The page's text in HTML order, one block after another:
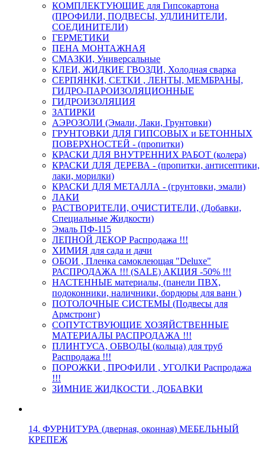
КОМПЛЕКТУЮЩИЕ для Гипсокартона
(ПРОФИЛИ, ПОДВЕСЫ, УДЛИНИТЕЛИ,
СОЕДИНИТЕЛИ)
ГЕРМЕТИКИ
ПЕНА МОНТАЖНАЯ
СМАЗКИ, Универсальные
КЛЕИ, ЖИДКИЕ ГВОЗДИ, Холодная сварка
СЕРПЯНКИ, СЕТКИ , ЛЕНТЫ, МЕМБРАНЫ,
ГИДРО-ПАРОИЗОЛЯЦИОННЫЕ
ГИДРОИЗОЛЯЦИЯ
ЗАТИРКИ
АЭРОЗОЛИ (Эмали, Лаки, Грунтовки)
ГРУНТОВКИ ДЛЯ ГИПСОВЫХ и БЕТОННЫХ
ПОВЕРХНОСТЕЙ - (пропитки)
КРАСКИ ДЛЯ ВНУТРЕННИХ РАБОТ (колера)
КРАСКИ ДЛЯ ДЕРЕВА - (пропитки, антисептики,
лаки, морилки)
КРАСКИ ДЛЯ МЕТАЛЛА - (грунтовки, эмали)
ЛАКИ
РАСТВОРИТЕЛИ, ОЧИСТИТЕЛИ, (Добавки,
Специальные Жидкости)
Эмаль ПФ-115
ЛЕПНОЙ ДЕКОР Распродажа !!!
ХИМИЯ для сада и дачи
ОБОИ , Пленка самоклеющая "Deluxe"
РАСПРОДАЖА !!! (SALE) АКЦИЯ -50% !!!
НАСТЕННЫЕ материалы, (панели ПВХ,
подоконники, наличники, бордюры для ванн )
ПОТОЛОЧНЫЕ СИСТЕМЫ (Подвесы для
Армстронг)
СОПУТСТВУЮЩИЕ ХОЗЯЙСТВЕННЫЕ
МАТЕРИАЛЫ РАСПРОДАЖА !!!
ПЛИНТУСА, ОБВОДЫ (кольца) для труб
Распродажа !!!
ПОРОЖКИ , ПРОФИЛИ , УГОЛКИ Распродажа
!!!
ЗИМНИЕ ЖИДКОСТИ , ДОБАВКИ
14. ФУРНИТУРА (дверная, оконная) МЕБЕЛЬНЫЙ
КРЕПЕЖ